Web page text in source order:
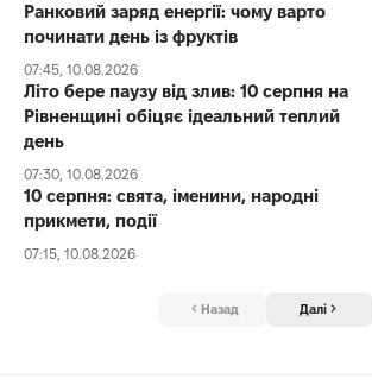
Ранковий заряд енергії: чому варто
починати день із фруктів
07:45, 10.08.2026
Літо бере паузу від злив: 10 серпня на
Рівненщині обіцяє ідеальний теплий
день
07:30, 10.08.2026
10 серпня: свята, іменини, народні
прикмети, події
07:15, 10.08.2026
Назад Далі